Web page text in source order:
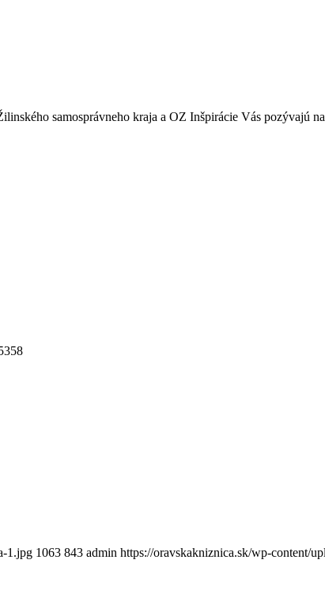
samosprávneho kraja a OZ Inšpirácie Vás pozývajú
1.jpg 1063 843 admin https://oravskakniznica.sk/wp-content/